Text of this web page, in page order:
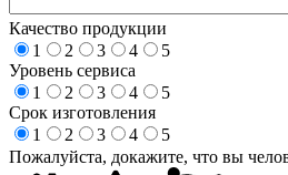
Качество продукции
1
2 3 4
5
Уровень сервиса
1
2 3 4
5
Срок изготовления
1
2 3 4
5
Пожалуйста, докажите, что вы